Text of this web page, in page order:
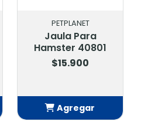
PETPLANET
Jaula Para
Hamster 40801
$15.900
Agregar